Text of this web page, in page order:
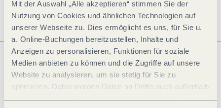
Mit der Auswahl „Alle akzeptieren“ stimmen Sie der
Nutzung von Cookies und ähnlichen Technologien auf
unserer Webseite zu. Dies ermöglicht es uns, für Sie u.
a. Online-Buchungen bereitzustellen, Inhalte und
Anzeigen zu personalisieren, Funktionen für soziale
Medien anbieten zu können und die Zugriffe auf unsere
Website zu analysieren, um sie stetig für Sie zu
optimieren. Dabei werden Daten an Dritte auch außerhalb
Was möchtest du als nächstes tun?